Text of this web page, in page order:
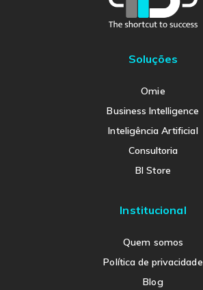
Soluções
Omie
Business Intelligence
Inteligência Artificial
Consultoria
BI Store
Institucional
Quem somos
Política de privacidade
Blog